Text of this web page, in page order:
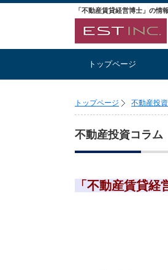
トップページ
トップページ 不動産投
不動産投資コラム
「不動産賃貸